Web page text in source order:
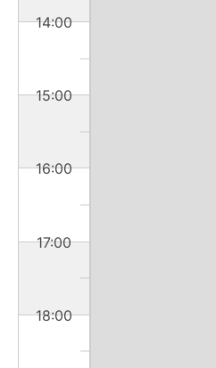
14:00
15:00
16:00
17:00
18:00